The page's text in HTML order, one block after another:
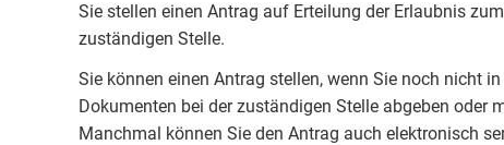
Sie stellen einen Antrag auf Erteilung der Erlaubnis
zuständigen Stelle.
Sie können einen Antrag stellen, wenn Sie noch nicht
Dokumenten bei der zuständigen Stelle abgeben oder
Manchmal können Sie den Antrag auch elektronisch